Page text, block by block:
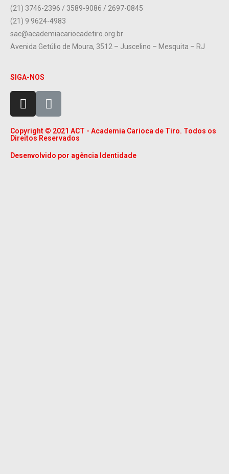
(21) 3746-2396 / 3589-9086 / 2697-0845
(21) 9 9624-4983
sac@academiacariocadetiro.org.br
Avenida Getúlio de Moura, 3512 – Juscelino – Mesquita – RJ
SIGA-NOS
Copyright © 2021 ACT - Academia Carioca de Tiro. Todos os
Direitos Reservados
Desenvolvido por agência Identidade